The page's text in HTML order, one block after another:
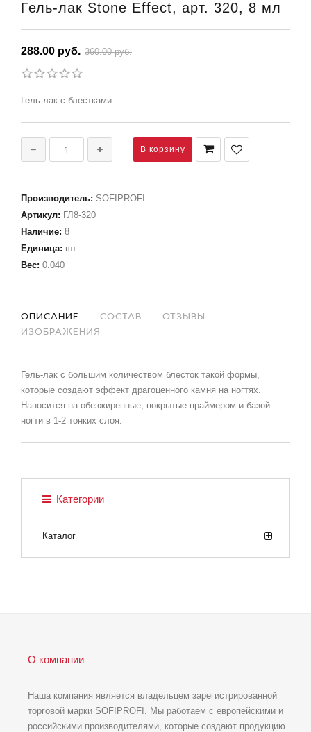
Гель-лак Stone Effect, арт. 320, 8 мл
288.00 руб. 360.00 руб.
Гель-лак с блестками
Производитель: SOFIPROFI
Артикул: ГЛ8-320
Наличие: 8
Единица: шт.
Вес: 0.040
ОПИСАНИЕ СОСТАВ
ОТЗЫВЫ
ИЗОБРАЖЕНИЯ
Гель-лак с большим количеством блесток такой формы,
которые создают эффект драгоценного камня на ногтях.
Наносится на обезжиренные, покрытые праймером и базой
ногти в 1-2 тонких слоя.
Категории
Каталог
О компании
Наша компания является владельцем зарегистрированной
торговой марки SOFIPROFI. Мы работаем с европейскими и
российскими производителями, которые создают продукцию